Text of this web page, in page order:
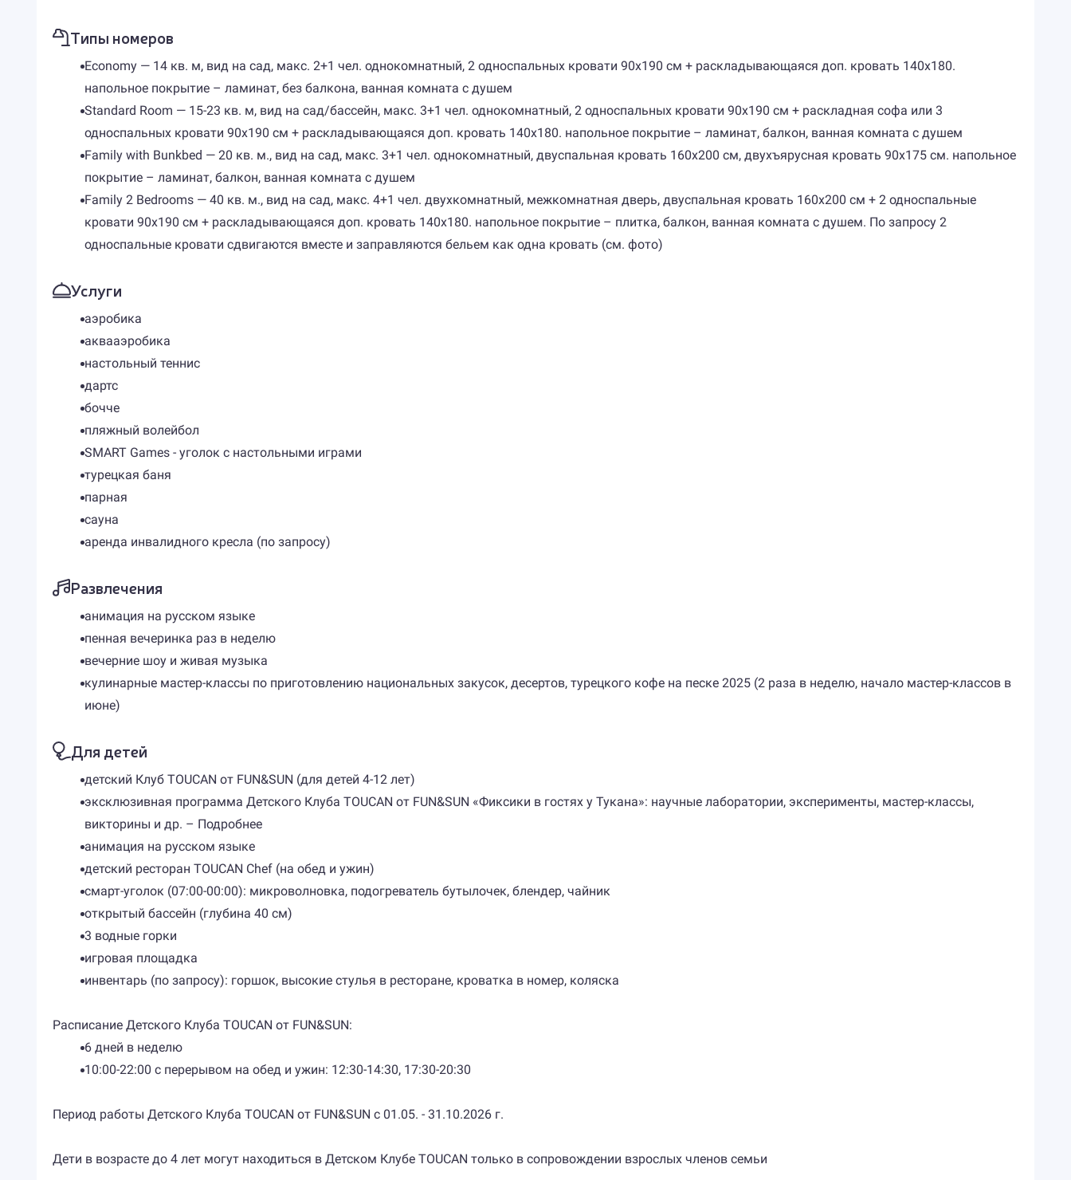
Типы номеров
Economy — 14 кв. м, вид на сад, макс. 2+1 чел. однокомнатный, 2 односпальных кровати 90х190 см + раскладывающаяся доп. кровать 140x180.
напольное покрытие – ламинат, без балкона, ванная комната с душем
Standard Room — 15-23 кв. м, вид на сад/бассейн, макс. 3+1 чел. однокомнатный, 2 односпальных кровати 90х190 см + раскладная софа или 3
односпальных кровати 90х190 см + раскладывающаяся доп. кровать 140x180. напольное покрытие – ламинат, балкон, ванная комната с душем
Family with Bunkbed — 20 кв. м., вид на сад, макс. 3+1 чел. однокомнатный, двуспальная кровать 160х200 см, двухъярусная кровать 90х175 см. напольное
покрытие – ламинат, балкон, ванная комната с душем
​Family 2 Bedrooms — 40 кв. м., вид на сад, макс. 4+1 чел. двухкомнатный, межкомнатная дверь, двуспальная кровать 160х200 см + 2 односпальные
кровати 90х190 см + раскладывающаяся доп. кровать 140x180. напольное покрытие – плитка, балкон, ванная комната с душем. По запросу 2
односпальные кровати сдвигаются вместе и заправляются бельем как одна кровать (см. фото)
Услуги
аэробика
аквааэробика
настольный теннис
дартс
бочче
пляжный волейбол
SMART Games - уголок с настольными играми
турецкая баня
парная
сауна
аренда инвалидного кресла (по запросу)
Развлечения
анимация на русском языке
пенная вечеринка раз в неделю
вечерние шоу и живая музыка​
кулинарные мастер-классы по приготовлению национальных закусок, десертов, турецкого кофе на песке 2025 (2 раза в неделю, начало мастер-классов в
июне)
Для детей
детский Клуб TOUCAN от FUN&SUN (для детей 4-12 лет)
эксклюзивная программа Детского Клуба TOUCAN от FUN&SUN «Фиксики в гостях у Тукана»: научные лаборатории, эксперименты, мастер-классы,
викторины и др. – Подробнее
анимация на русском языке
детский ресторан TOUCAN Chef (на обед и ужин)
смарт-уголок (07:00-00:00): микроволновка, подогреватель бутылочек, блендер, чайник
открытый бассейн (глубина 40 см)
3 водные горки
игровая площадка
инвентарь (по запросу): горшок, высокие стулья в ресторане, кроватка в номер, коляска
Расписание Детского Клуба TOUCAN от FUN&SUN:
6 дней в неделю
10:00-22:00 с перерывом на обед и ужин: 12:30-14:30, 17:30-20:30
Период работы Детского Клуба TOUCAN от FUN&SUN с 01.05. - 31.10.2026 г.
Дети в возрасте до 4 лет могут находиться в Детском Клубе TOUCAN​ только в сопровождении взрослых членов семьи